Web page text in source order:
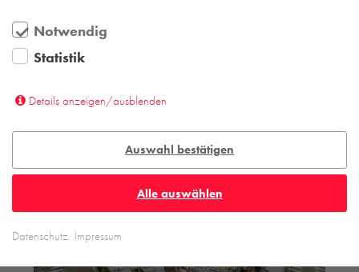
Notwendig
Statistik
Details anzeigen/ausblenden
Auswahl bestätigen
Alle auswählen
Datenschutz Impressum